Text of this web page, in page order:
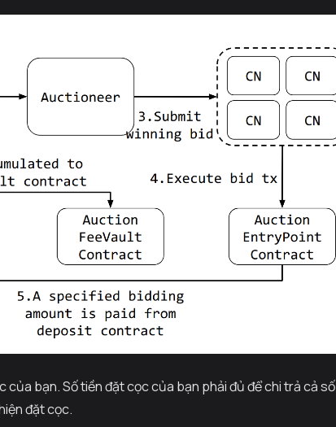
của bạn. Số tiền đặt cọc của bạn phải đủ để chi trả cả số
đặt cọc.